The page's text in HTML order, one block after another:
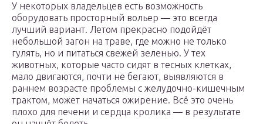
У некоторых владельцев есть возможность
оборудовать просторный вольер — это всегда
лучший вариант. Летом прекрасно подойдёт
небольшой загон на траве, где можно не только
гулять, но и питаться свежей зеленью. У тех
животных, которые часто сидят в тесных клетках,
мало двигаются, почти не бегают, выявляются в
раннем возрасте проблемы с желудочно-кишечным
трактом, может начаться ожирение. Всё это очень
плохо для печени и сердца кролика — в результате